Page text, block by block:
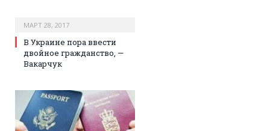
МАРТ 28, 2017
В Украине пора ввести
двойное гражданство, —
Вакарчук